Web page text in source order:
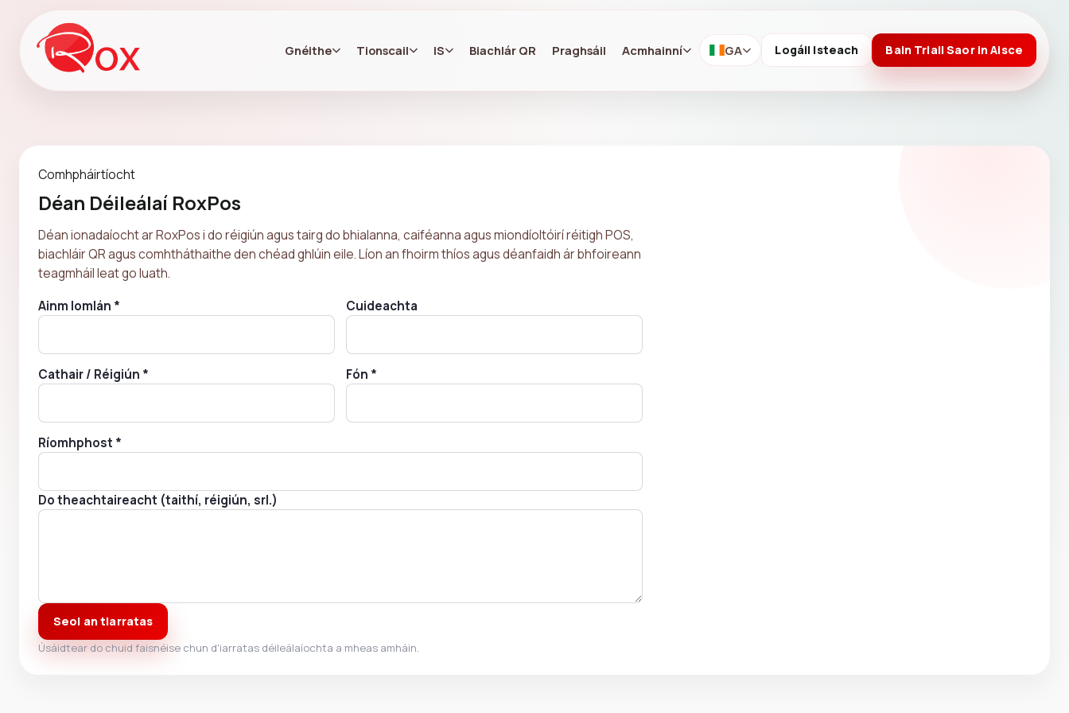
Gnéithe Tionscail IS Biachlár QR Praghsáil Acmhainní GA Logáil Isteach Bain Triail Saor in Aisce
Comhpháirtíocht
Déan Déileálaí RoxPos
Déan ionadaíocht ar RoxPos i do réigiún agus tairg do bhialanna, caiféanna agus miondíoltóirí réitigh POS,
biachláir QR agus comhtháthaithe den chéad ghlúin eile. Líon an fhoirm thíos agus déanfaidh ár bhfoireann
teagmháil leat go luath.
Ainm Iomlán * Cuideachta
Cathair / Réigiún * Fón *
Ríomhphost *
Do theachtaireacht (taithí, réigiún, srl.)
Seol an tIarratas
Úsáidtear do chuid faisnéise chun d'iarratas déileálaíochta a mheas amháin.